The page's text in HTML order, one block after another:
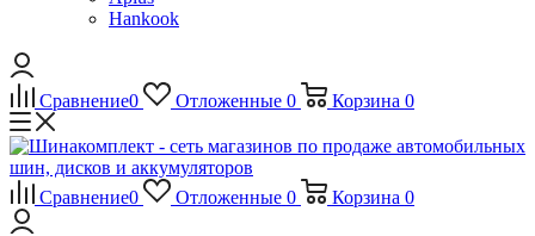
Hankook
Сравнение0 Отложенные 0 Корзина 0
Сравнение0 Отложенные 0 Корзина 0